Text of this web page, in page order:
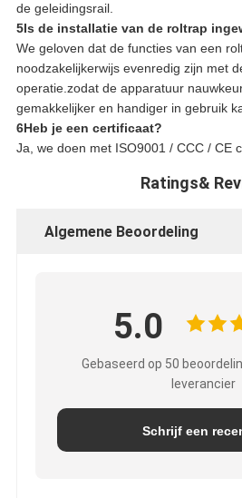
de geleidingsrail.
5Is de installatie van de roltrap
We geloven dat de functies van een
noodzakelijkerwijs evenredig zijn met
operatie.zodat de apparatuur
gemakkelijker en handiger in gebruik
6Heb je een certificaat?
Ja, we doen met ISO9001 / CCC / CE
Ratings&
Algemene Beoordeling
5.0
Gebaseerd op 50
leverancier
Schrijf een